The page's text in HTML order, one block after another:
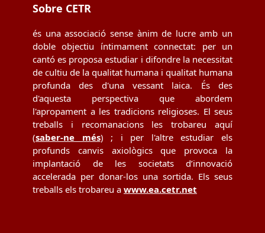
Sobre CETR
és una associació sense ànim de lucre amb un
doble objectiu íntimament connectat: per un
cantó es proposa estudiar i difondre la necessitat
de cultiu de la qualitat humana i qualitat humana
profunda des d'una vessant laica. És des
d'aquesta perspectiva que abordem
l'apropament a les tradicions religioses. El seus
treballs i recomanacions les trobareu aquí
(saber-ne més) ; i per l'altre estudiar els
profunds canvis axiològics que provoca la
implantació de les societats d’innovació
accelerada per donar-los una sortida. Els seus
treballs els trobareu a www.ea.cetr.net